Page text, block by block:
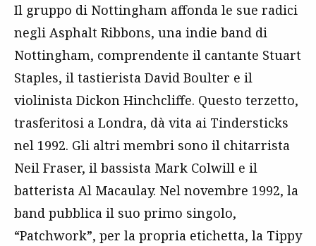
Il gruppo di Nottingham affonda le sue radici
negli Asphalt Ribbons, una indie band di
Nottingham, comprendente il cantante Stuart
Staples, il tastierista David Boulter e il
violinista Dickon Hinchcliffe. Questo terzetto,
trasferitosi a Londra, dà vita ai Tindersticks
nel 1992. Gli altri membri sono il chitarrista
Neil Fraser, il bassista Mark Colwill e il
batterista Al Macaulay. Nel novembre 1992, la
band pubblica il suo primo singolo,
“Patchwork”, per la propria etichetta, la Tippy